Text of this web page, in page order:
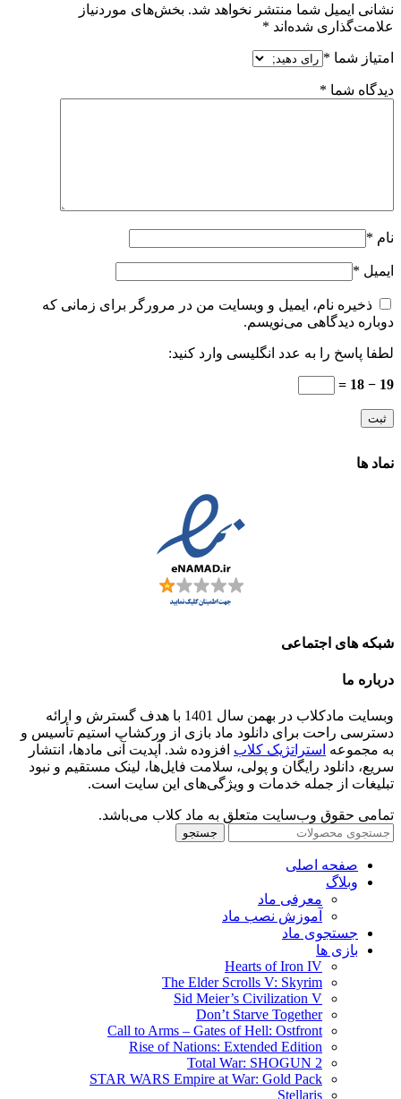
نشانی ایمیل شما منتشر نخواهد شد. بخش‌های موردنیاز
علامت‌گذاری شده‌اند *
امتیاز شما *
دیدگاه شما *
نام *
ایمیل *
ذخیره نام، ایمیل و وبسایت من در مرورگر برای زمانی که
دوباره دیدگاهی می‌نویسم.
لطفا پاسخ را به عدد انگلیسی وارد کنید:
19 − 18 =
نماد ها
شبکه های اجتماعی
درباره ما
وبسایت مادکلاب در بهمن سال 1401 با هدف گسترش و ارائه
دسترسی راحت برای دانلود ماد بازی از ورکشاپ استیم تأسیس و
به مجموعه استراتژیک کلاب افزوده شد. آپدیت آنی مادها، انتشار
سریع، دانلود رایگان و پولی، سلامت فایل‌ها، لینک مستقیم و نبود
تبلیغات از جمله خدمات و ویژگی‌های این سایت است.
تمامی حقوق وب‌سایت متعلق به ماد کلاب می‌باشد.
جستجو
صفحه اصلی
وبلاگ
معرفی ماد
آموزش نصب ماد
جستجوی ماد
بازی ها
Hearts of Iron IV
The Elder Scrolls V: Skyrim
Sid Meier’s Civilization V
Don’t Starve Together
Call to Arms – Gates of Hell: Ostfront
Rise of Nations: Extended Edition
Total War: SHOGUN 2
STAR WARS Empire at War: Gold Pack
Stellaris